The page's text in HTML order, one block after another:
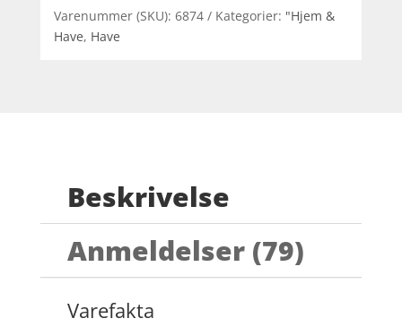
Varenummer (SKU): 6874 Kategorier: "Hjem &
Have, Have
Beskrivelse
Anmeldelser (79)
Varefakta